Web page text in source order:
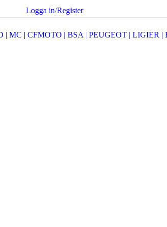
Logga in/Register